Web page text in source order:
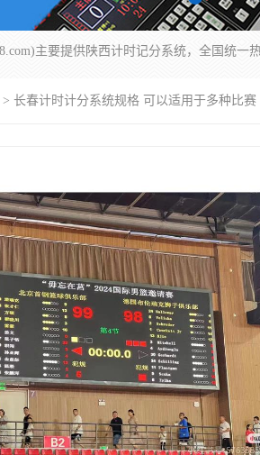
> 长春计时计分系统规格 可以适用于多种比赛